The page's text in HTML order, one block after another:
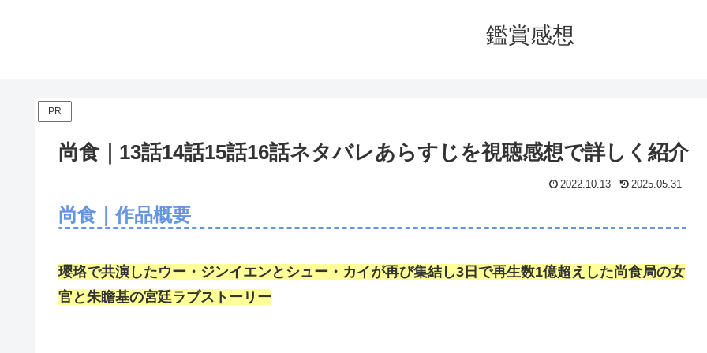
鑑賞感想
PR
尚食｜13話14話15話16話ネタバレあらすじを視聴感想で詳しく紹介
2022.10.13 2025.05.31
尚食｜作品概要
瓔珞で共演したウー・ジンイエンとシュー・カイが再び集結し3日で再生数1億超えした尚食局の女
官と朱瞻基の宮廷ラブストーリー